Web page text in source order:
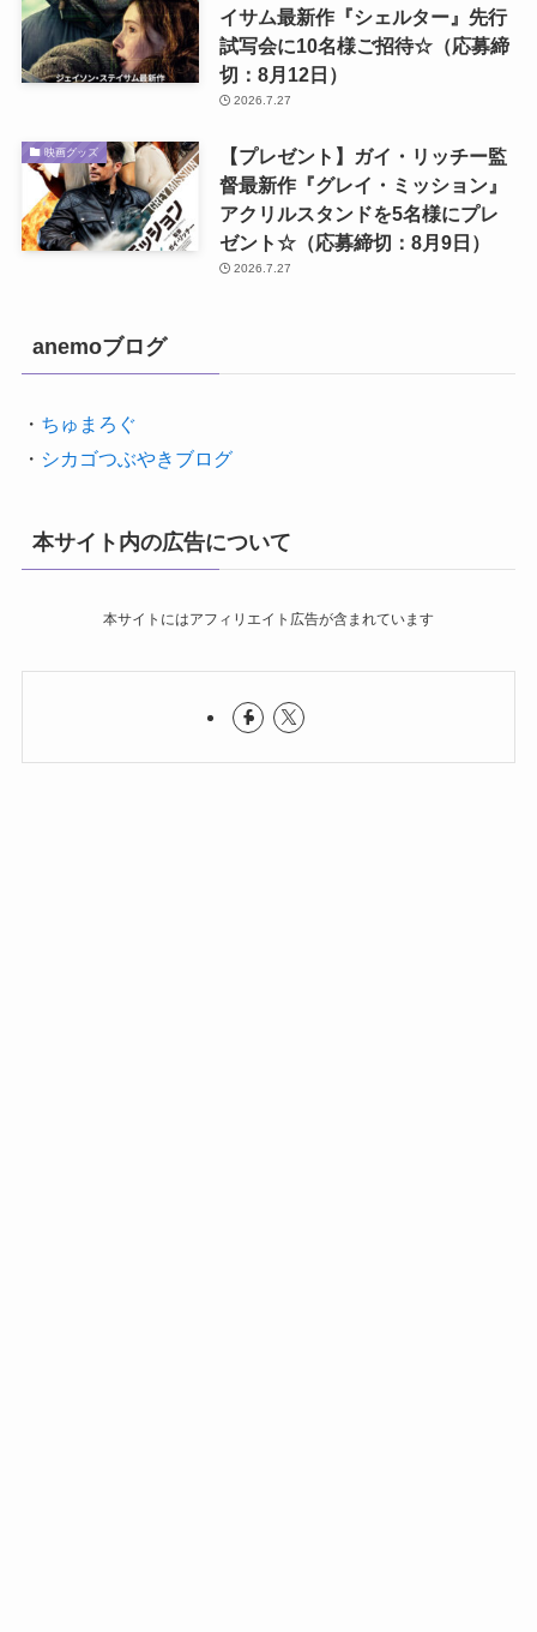
イサム最新作『シェルター』先行
試写会に10名様ご招待☆（応募締
切：8月12日）
2026.7.27
映画グッズ
【プレゼント】ガイ・リッチー監
督最新作『グレイ・ミッション』
アクリルスタンドを5名様にプレ
ゼント☆（応募締切：8月9日）
2026.7.27
anemoブログ
・ ちゅまろぐ
・ シカゴつぶやきブログ
本サイト内の広告について
本サイトにはアフィリエイト広告が含まれています